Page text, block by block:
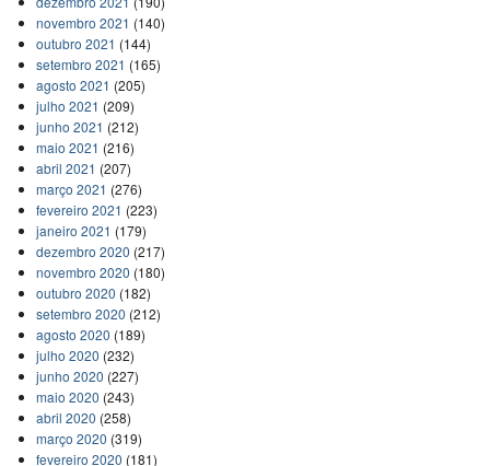
novembro 2021 (140)
outubro 2021 (144)
setembro 2021 (165)
agosto 2021 (205)
julho 2021 (209)
junho 2021 (212)
maio 2021 (216)
abril 2021 (207)
março 2021 (276)
fevereiro 2021 (223)
janeiro 2021 (179)
dezembro 2020 (217)
novembro 2020 (180)
outubro 2020 (182)
setembro 2020 (212)
agosto 2020 (189)
julho 2020 (232)
junho 2020 (227)
maio 2020 (243)
abril 2020 (258)
março 2020 (319)
fevereiro 2020 (181)